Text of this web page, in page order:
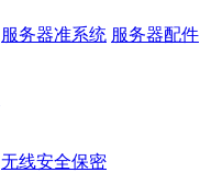
服务器准系统 服务器配件
无线安全保密